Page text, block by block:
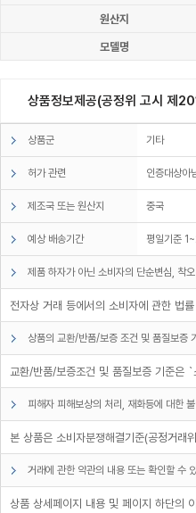
원산지
모델명
상품정보제공(공정위 고시 제
상품군 기타
허가 관련 인증대상아
제조국 또는 원산지 중국
예상 배송기간 평일기준
제품 하자가 아닌 소비자의 단순변심, 착
전자상 거래 등에서의 소비자에 관한 법
상품의 교환/반품/보증 조건 및 품질보증
교환/반품/보증조건 및 품질보증 기준은
피해자 피해보상의 처리, 재화등에 대한
본 상품은 소비자분쟁해결기준(공정거래
거래에 관한 약관의 내용 또는 확인할 수
상품 상세페이지 내용 및 페이지 하단의